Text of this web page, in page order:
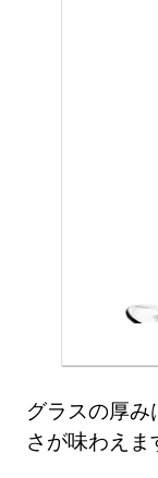
グラスの厚
さが味わえま